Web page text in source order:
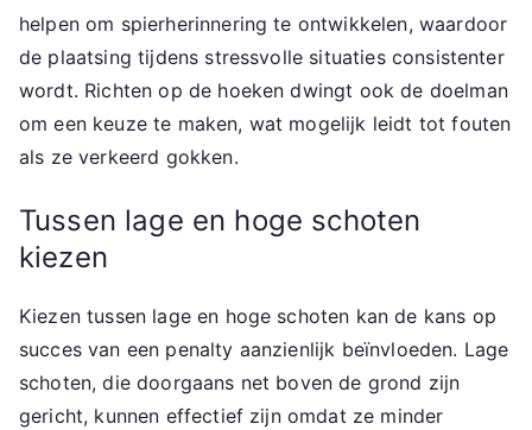
helpen om spierherinnering te ontwikkelen, waardoor
de plaatsing tijdens stressvolle situaties consistenter
wordt. Richten op de hoeken dwingt ook de doelman
om een keuze te maken, wat mogelijk leidt tot fouten
als ze verkeerd gokken.
Tussen lage en hoge schoten
kiezen
Kiezen tussen lage en hoge schoten kan de kans op
succes van een penalty aanzienlijk beïnvloeden. Lage
schoten, die doorgaans net boven de grond zijn
gericht, kunnen effectief zijn omdat ze minder